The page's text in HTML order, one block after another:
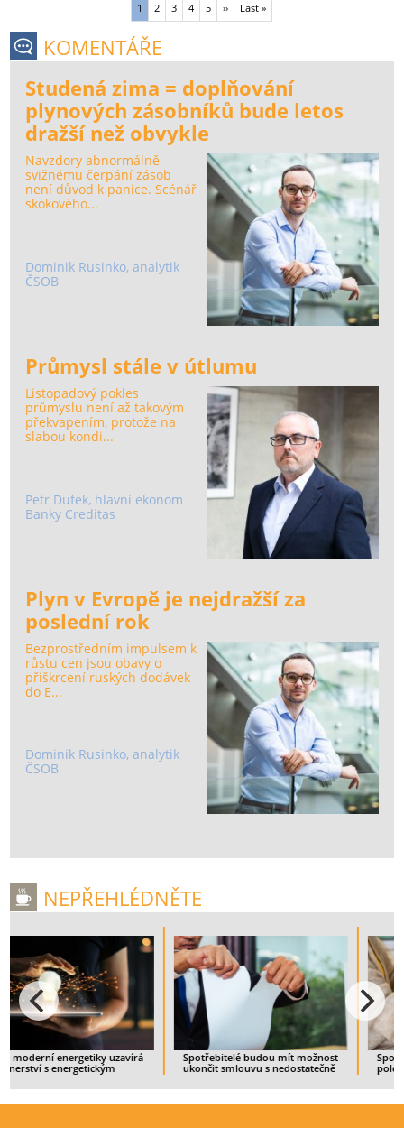
Stránka
1 Stránka
2 Stránka
3 Stránka
4 Stránka
5
Následující
stránka
››
Poslední
stránka
Last »
KOMENTÁŘE
Studená zima = doplňování
plynových zásobníků bude letos
dražší než obvykle
Navzdory abnormálně
svižnému čerpání zásob
není důvod k panice. Scénář
skokového...
Dominik Rusinko, analytik
ČSOB
Průmysl stále v útlumu
Listopadový pokles
průmyslu není až takovým
překvapením, protože na
slabou kondi...
Petr Dufek, hlavní ekonom
Banky Creditas
Plyn v Evropě je nejdražší za
poslední rok
Bezprostředním impulsem k
růstu cen jsou obavy o
přiškrcení ruských dodávek
do E...
Dominik Rusinko, analytik
ČSOB
NEPŘEHLÉDNĚTE
Spotřebitelé budou mít možnost
ukončit smlouvu s nedostatečně
zajištěným dodavatelem
> CELÝ ČLÁNEK
Spotřeba tepla v Česku v prvním
pololetí rostla
> CELÝ ČLÁNEK